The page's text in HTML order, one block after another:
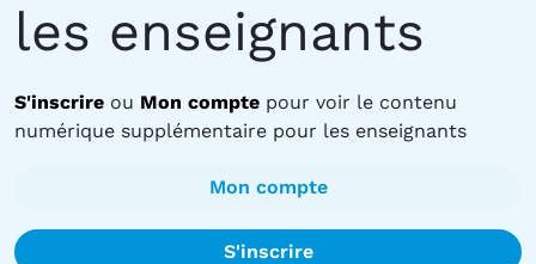
les enseignants
S'inscrire ou Mon compte pour voir le contenu
numérique supplémentaire pour les enseignants
Mon compte
S'inscrire